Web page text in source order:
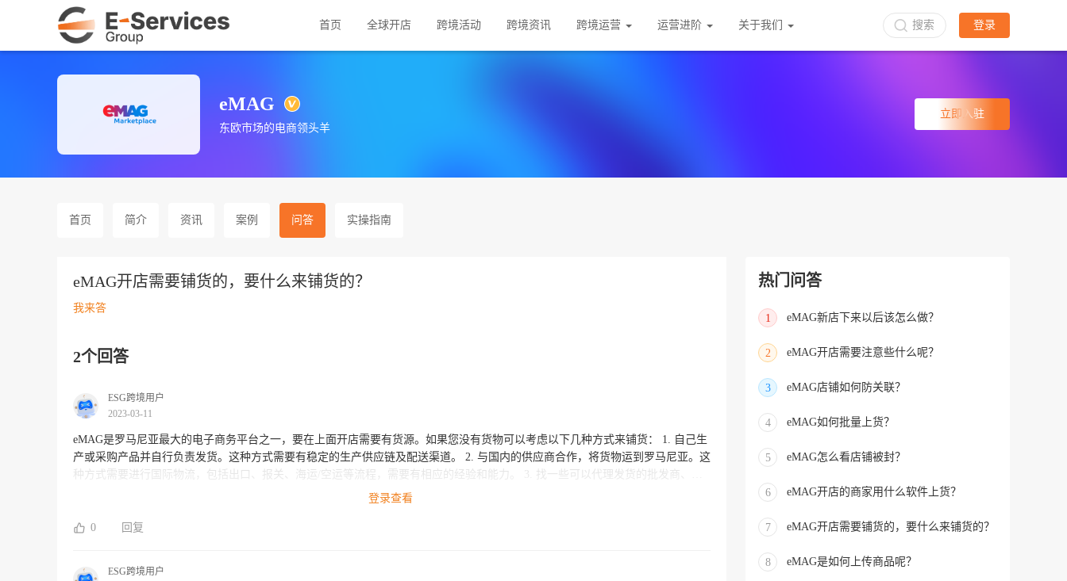
首页 全球开店 跨境活动 跨境资讯 跨境运营 运营进阶 关于我们 搜索 登录
eMAG
东欧市场的电商领头羊
立即入驻
首页 简介 资讯 案例 问答 实操指南
eMAG开店需要铺货的，要什么来铺货的？
我来答
2个回答
ESG跨境用户
2023-03-11
eMAG是罗马尼亚最大的电子商务平台之一，要在上面开店需要有货源。如果您没有货物可以考虑以下几种方式来铺货： 1. 自己生
产或采购产品并自行负责发货。这种方式需要有稳定的生产供应链及配送渠道。 2. 与国内的供应商合作，将货物运到罗马尼亚。这
种方式需要进行国际物流，包括出口、报关、海运/空运等流程，需要有相应的经验和能力。 3. 找一些可以代理发货的批发商、仓
库或者供应商。这种方式需要与他们建立良好的合作关系，在价格、质量、服务等方面进行协商。 无论哪种方式，您都需要考虑到
商所需的服务和专业支持。
登录查看
0 回复
ESG跨境用户
热门问答
1 eMAG新店下来以后该怎么做？
2 eMAG开店需要注意些什么呢？
3 eMAG店铺如何防关联？
4 eMAG如何批量上货？
5 eMAG怎么看店铺被封？
6 eMAG开店的商家用什么软件上货？
7 eMAG开店需要铺货的，要什么来铺货的？
8 eMAG是如何上传商品呢？